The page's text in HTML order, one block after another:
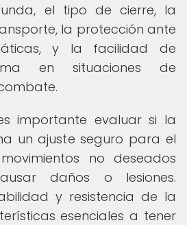
el tipo de cierre, la
la protección ante
y la facilidad de
en situaciones de
importante evaluar si la
un ajuste seguro para el
no deseados
daños o lesiones.
y resistencia de la
esenciales a tener